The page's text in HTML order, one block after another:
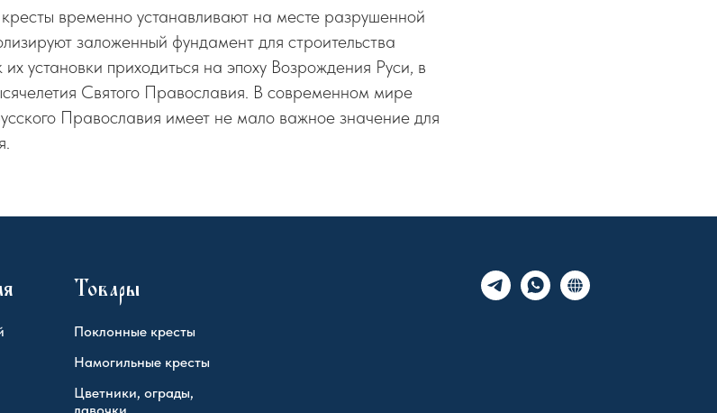
временно устанавливают на месте разрушенной
заложенный фундамент для строительства
установки приходиться на эпоху Возрождения Руси, в
Святого Православия. В современном мире
Православия имеет не мало важное значение для
Товары
Поклонные кресты
Намогильные кресты
Цветники, ограды,